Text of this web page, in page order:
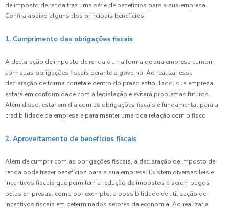
de imposto de renda traz uma série de benefícios para a sua empresa.
Confira abaixo alguns dos principais benefícios:
1. Cumprimento das obrigações fiscais
A declaração de imposto de renda é uma forma de sua empresa cumprir
com suas obrigações fiscais perante o governo. Ao realizar essa
declaração de forma correta e dentro do prazo estipulado, sua empresa
estará em conformidade com a legislação e evitará problemas futuros.
Além disso, estar em dia com as obrigações fiscais é fundamental para a
credibilidade da empresa e para manter uma boa relação com o fisco.
2. Aproveitamento de benefícios fiscais
Além de cumprir com as obrigações fiscais, a declaração de imposto de
renda pode trazer benefícios para a sua empresa. Existem diversas leis e
incentivos fiscais que permitem a redução de impostos a serem pagos
pelas empresas, como por exemplo, a possibilidade de utilização de
incentivos fiscais em determinados setores da economia. Ao realizar a